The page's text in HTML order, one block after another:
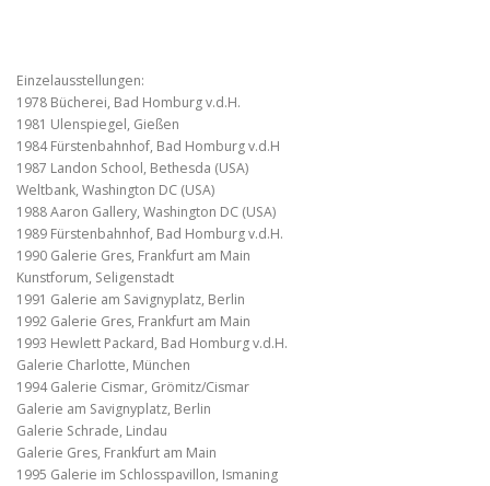
Einzelausstellungen:
1978 Bücherei, Bad Homburg v.d.H.
1981 Ulenspiegel, Gießen
1984 Fürstenbahnhof, Bad Homburg v.d.H
1987 Landon School, Bethesda (USA)
Weltbank, Washington DC (USA)
1988 Aaron Gallery, Washington DC (USA)
1989 Fürstenbahnhof, Bad Homburg v.d.H.
1990 Galerie Gres, Frankfurt am Main
Kunstforum, Seligenstadt
1991 Galerie am Savignyplatz, Berlin
1992 Galerie Gres, Frankfurt am Main
1993 Hewlett Packard, Bad Homburg v.d.H.
Galerie Charlotte, München
1994 Galerie Cismar, Grömitz/Cismar
Galerie am Savignyplatz, Berlin
Galerie Schrade, Lindau
Galerie Gres, Frankfurt am Main
1995 Galerie im Schlosspavillon, Ismaning